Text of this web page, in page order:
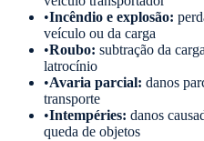
•Incêndio e explosão:
veículo ou da carga
•Roubo: subtração da
latrocínio
•Avaria parcial: danos
transporte
•Intempéries: danos
queda de objetos